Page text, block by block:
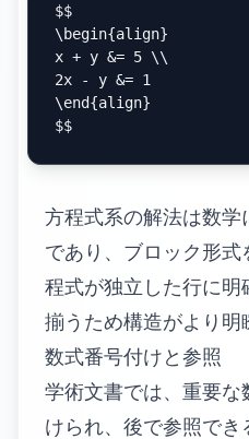
$$
\begin{align}
x + y &= 5 \\
2x - y &= 1
\end{align}
方程式系の解法は数学
であり、ブロック形
程式が独立した行に
揃うため構造がより明
数式番号付けと参照
学術文書では、重要
けられ、後で参照で